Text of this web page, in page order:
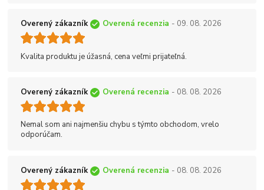
Overený zákazník Overená recenzia - 09. 08. 2026
Kvalita produktu je úžasná, cena veľmi prijateľná.
Overený zákazník Overená recenzia - 08. 08. 2026
Nemal som ani najmenšiu chybu s týmto obchodom, vrelo
odporúčam.
Overený zákazník Overená recenzia - 08. 08. 2026